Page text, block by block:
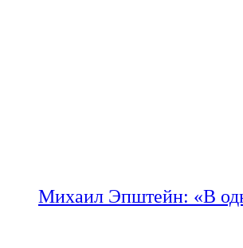
Михаил Эпштейн: «В